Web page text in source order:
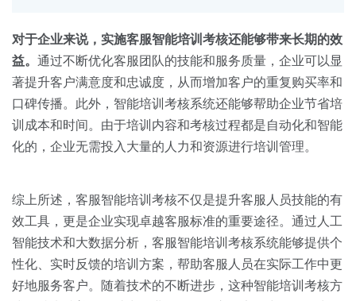
对于企业来说，实施客服智能培训考核还能够带来长期的效
益。 通过不断优化客服团队的技能和服务质量，企业可以显
著提升客户满意度和忠诚度，从而增加客户的重复购买率和
口碑传播。此外，智能培训考核系统还能够帮助企业节省培
训成本和时间。由于培训内容和考核过程都是自动化和智能
化的，企业无需投入大量的人力和资源进行培训管理。
综上所述，客服智能培训考核不仅是提升客服人员技能的有
效工具，更是企业实现卓越客服标准的重要途径。通过人工
智能技术和大数据分析，客服智能培训考核系统能够提供个
性化、实时反馈的培训方案，帮助客服人员在实际工作中更
好地服务客户。随着技术的不断进步，这种智能培训考核方